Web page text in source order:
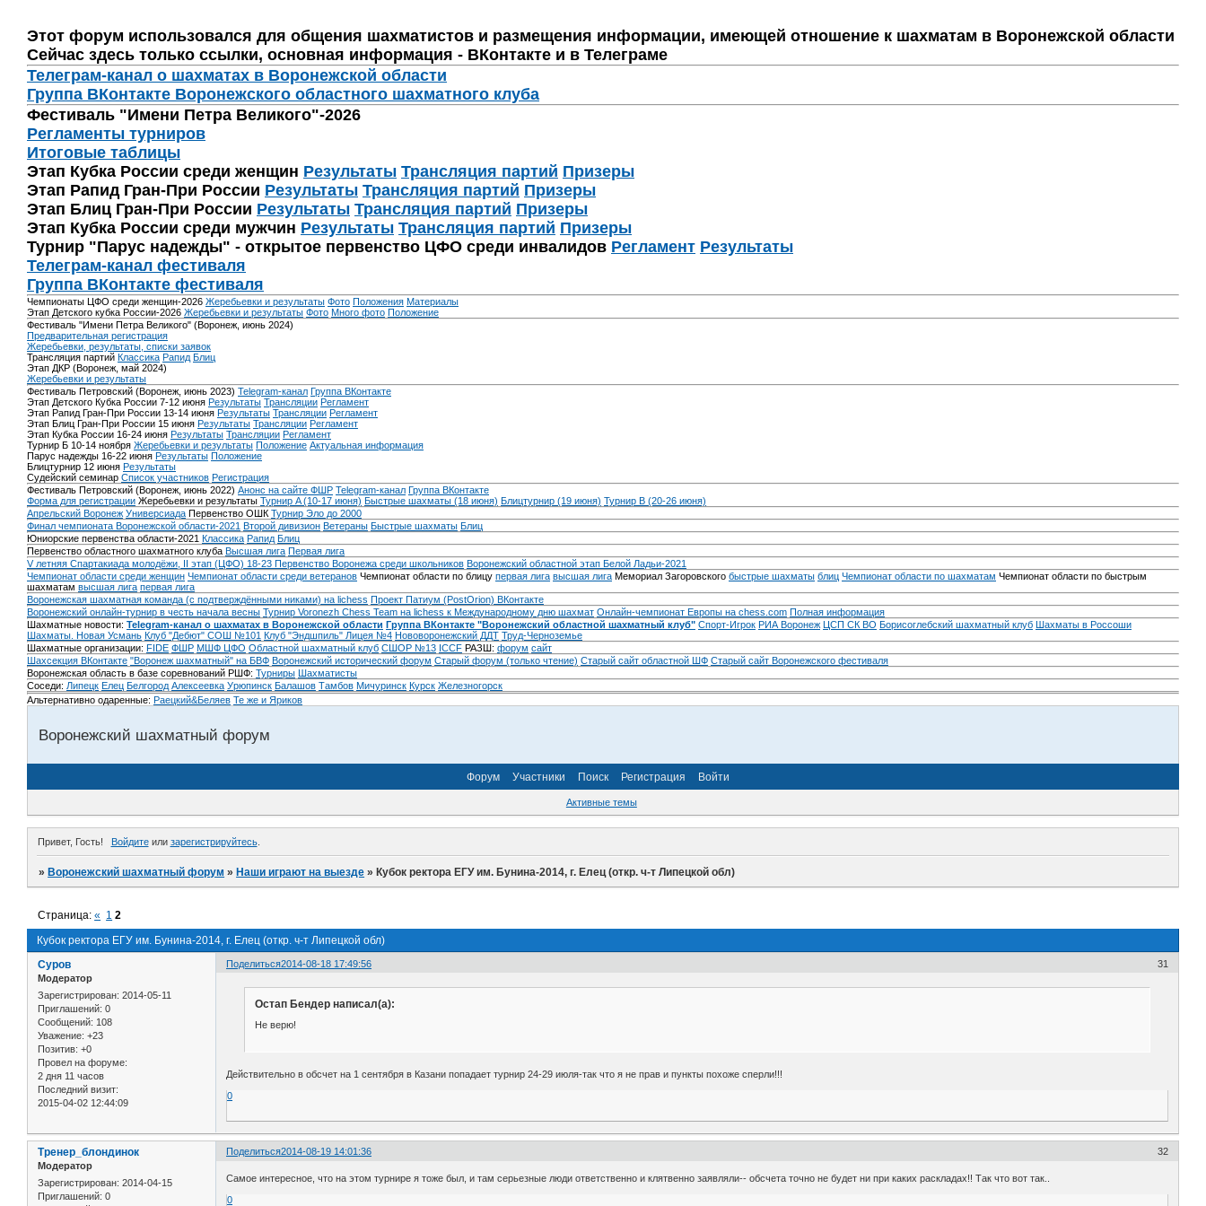
Этот форум использовался для общения шахматистов и размещения информации, имеющей отношение к шахматам в Воронежской области
Сейчас здесь только ссылки, основная информация - ВКонтакте и в Телеграме
Телеграм-канал о шахматах в Воронежской области
Группа ВКонтакте Воронежского областного шахматного клуба
Фестиваль "Имени Петра Великого"-2026
Регламенты турниров
Итоговые таблицы
Этап Кубка России среди женщин Результаты Трансляция партий Призеры
Этап Рапид Гран-При России Результаты Трансляция партий Призеры
Этап Блиц Гран-При России Результаты Трансляция партий Призеры
Этап Кубка России среди мужчин Результаты Трансляция партий Призеры
Турнир "Парус надежды" - открытое первенство ЦФО среди инвалидов Регламент Результаты
Телеграм-канал фестиваля
Группа ВКонтакте фестиваля
Чемпионаты ЦФО среди женщин-2026 Жеребьевки и результаты Фото Положения Материалы
Этап Детского кубка России-2026 Жеребьевки и результаты Фото Много фото Положение
Фестиваль "Имени Петра Великого" (Воронеж, июнь 2024)
Предварительная регистрация
Жеребьевки, результаты, списки заявок
Трансляция партий Классика Рапид Блиц
Этап ДКР (Воронеж, май 2024)
Жеребьевки и результаты
Фестиваль Петровский (Воронеж, июнь 2023) Telegram-канал Группа ВКонтакте
Этап Детского Кубка России 7-12 июня Результаты Трансляции Регламент
Этап Рапид Гран-При России 13-14 июня Результаты Трансляции Регламент
Этап Блиц Гран-При России 15 июня Результаты Трансляции Регламент
Этап Кубка России 16-24 июня Результаты Трансляции Регламент
Турнир Б 10-14 ноября Жеребьевки и результаты Положение Актуальная информация
Парус надежды 16-22 июня Результаты Положение
Блицтурнир 12 июня Результаты
Судейский семинар Список участников Регистрация
Фестиваль Петровский (Воронеж, июнь 2022) Анонс на сайте ФШР Telegram-канал Группа ВКонтакте
Форма для регистрации Жеребьевки и результаты Турнир A (10-17 июня) Быстрые шахматы (18 июня) Блицтурнир (19 июня) Турнир B (20-26 июня)
Апрельский Воронеж Универсиада Первенство ОШК Турнир Эло до 2000
Финал чемпионата Воронежской области-2021 Второй дивизион Ветераны Быстрые шахматы Блиц
Юниорские первенства области-2021 Классика Рапид Блиц
Первенство областного шахматного клуба Высшая лига Первая лига
V летняя Спартакиада молодёжи, II этап (ЦФО) 18-23 Первенство Воронежа среди школьников Воронежский областной этап Белой Ладьи-2021
Чемпионат области среди женщин Чемпионат области среди ветеранов Чемпионат области по блицу первая лига высшая лига Мемориал Загоровского быстрые шахматы блиц Чемпионат области по шахматам Чемпионат области по быстрым
шахматам высшая лига первая лига
Воронежская шахматная команда (с подтверждёнными никами) на lichess Проект Патиум (PostOrion) ВКонтакте
Воронежский онлайн-турнир в честь начала весны Турнир Voronezh Chess Team на lichess к Международному дню шахмат Онлайн-чемпионат Европы на chess.com Полная информация
Шахматные новости: Telegram-канал о шахматах в Воронежской области Группа ВКонтакте "Воронежский областной шахматный клуб" Спорт-Игрок РИА Воронеж ЦСП СК ВО Борисоглебский шахматный клуб Шахматы в Россоши
Шахматы. Новая Усмань Клуб "Дебют" СОШ №101 Клуб "Эндшпиль" Лицея №4 Нововоронежский ДДТ Труд-Черноземье
Шахматные организации: FIDE ФШР МШФ ЦФО Областной шахматный клуб СШОР №13 ICCF РАЗШ: форум сайт
Шахсекция ВКонтакте "Воронеж шахматный" на БВФ Воронежский исторический форум Cтарый форум (только чтение) Старый сайт областной ШФ Старый сайт Воронежского фестиваля
Воронежская область в базе соревнований РШФ: Турниры Шахматисты
Соседи: Липецк Елец Белгород Алексеевка Урюпинск Балашов Тамбов Мичуринск Курск Железногорск
Альтернативно одаренные: Раецкий&Беляев Те же и Яриков
Воронежский шахматный форум
Форум Участники Поиск Регистрация Войти
Активные темы
Привет, Гость! Войдитеили зарегистрируйтесь.
»Воронежский шахматный форум »Наши играют на выезде »Кубок ректора ЕГУ им. Бунина-2014, г. Елец (откр. ч-т Липецкой обл)
Кубок ректора ЕГУ им. Бунина-2014, г. Елец (откр. ч-т Липецкой обл)
Страница:« 1 2
Поделиться 31
2014-08-18 17:49:56
Суров
Модератор
Зарегистрирован: 2014-05-11
Приглашений: 0
Сообщений: 108
Уважение: +23
Позитив: +0
Провел на форуме:
2 дня 11 часов
Последний визит:
2015-04-02 12:44:09
Остап Бендер написал(а):
Не верю!
Действительно в обсчет на 1 сентября в Казани попадает турнир 24-29 июля-так что я не прав и пункты похоже сперли!!!
0
Поделиться 32
2014-08-19 14:01:36
Тренер_блондинок
Модератор
Зарегистрирован: 2014-04-15
Приглашений: 0
Самое интересное, что на этом турнире я тоже был, и там серьезные люди ответственно и клятвенно заявляли-- обсчета точно не будет ни при каких раскладах!! Так что вот так..
0